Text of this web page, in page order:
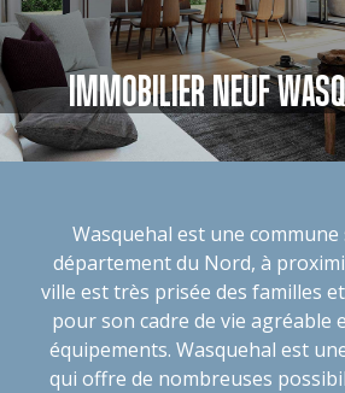
IMMOBILIER NEUF
Wasquehal est une commune
département du Nord, à
ville est très prisée des familles
pour son cadre de vie agréable
équipements. Wasquehal est
qui offre de nombreuses